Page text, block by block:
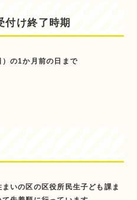
付け終了時期
の1か月前の日まで
いの区の区役所民生子ども課ま